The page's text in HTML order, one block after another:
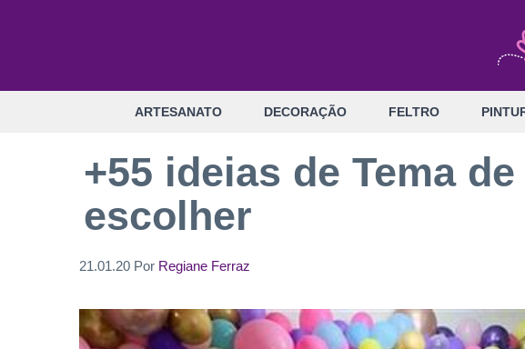
ARTESANATO DECORAÇÃO FELTRO
+55 ideias de Tema
escolher
21.01.20 Por Regiane Ferraz